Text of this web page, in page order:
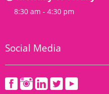
8:30 am - 4:30 pm
Social Media